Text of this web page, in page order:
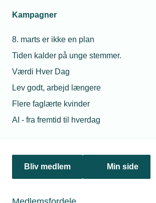
Kampagner
8. marts er ikke en plan
Tiden kalder på unge stemmer.
Værdi Hver Dag
Lev godt, arbejd længere
Flere faglærte kvinder
AI - fra fremtid til hverdag
Bliv medlem Min side
Politik & analyse
jura@tekniq.dk
tekniq@tekniq.dk